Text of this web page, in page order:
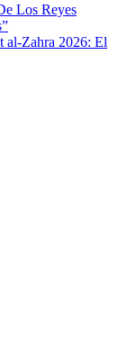
Los Reyes
al-Zahra 2026: El